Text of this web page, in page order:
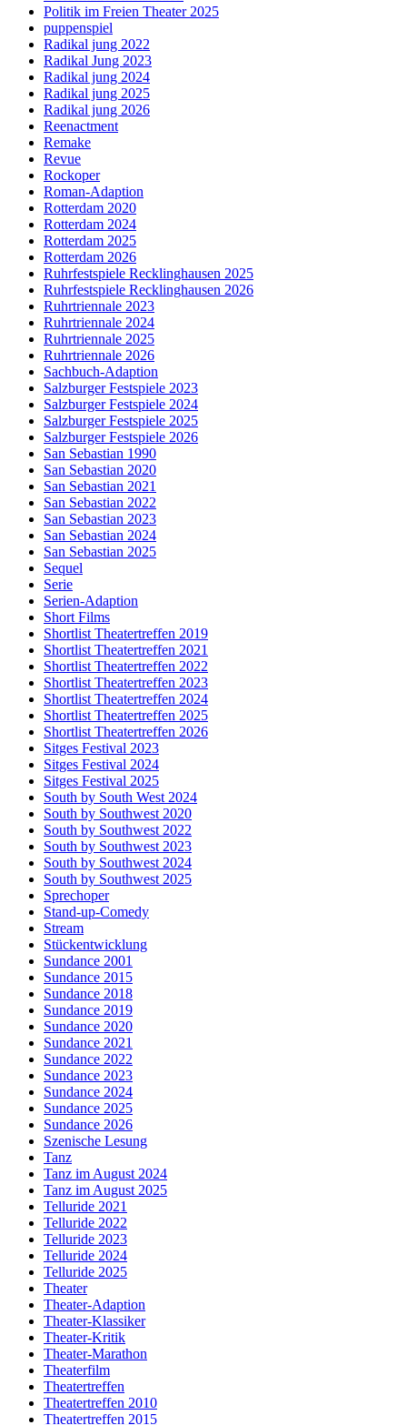
Politik im Freien Theater 2025
puppenspiel
Radikal jung 2022
Radikal Jung 2023
Radikal jung 2024
Radikal jung 2025
Radikal jung 2026
Reenactment
Remake
Revue
Rockoper
Roman-Adaption
Rotterdam 2020
Rotterdam 2024
Rotterdam 2025
Rotterdam 2026
Ruhrfestspiele Recklinghausen 2025
Ruhrfestspiele Recklinghausen 2026
Ruhrtriennale 2023
Ruhrtriennale 2024
Ruhrtriennale 2025
Ruhrtriennale 2026
Sachbuch-Adaption
Salzburger Festspiele 2023
Salzburger Festspiele 2024
Salzburger Festspiele 2025
Salzburger Festspiele 2026
San Sebastian 1990
San Sebastian 2020
San Sebastian 2021
San Sebastian 2022
San Sebastian 2023
San Sebastian 2024
San Sebastian 2025
Sequel
Serie
Serien-Adaption
Short Films
Shortlist Theatertreffen 2019
Shortlist Theatertreffen 2021
Shortlist Theatertreffen 2022
Shortlist Theatertreffen 2023
Shortlist Theatertreffen 2024
Shortlist Theatertreffen 2025
Shortlist Theatertreffen 2026
Sitges Festival 2023
Sitges Festival 2024
Sitges Festival 2025
South by South West 2024
South by Southwest 2020
South by Southwest 2022
South by Southwest 2023
South by Southwest 2024
South by Southwest 2025
Sprechoper
Stand-up-Comedy
Stream
Stückentwicklung
Sundance 2001
Sundance 2015
Sundance 2018
Sundance 2019
Sundance 2020
Sundance 2021
Sundance 2022
Sundance 2023
Sundance 2024
Sundance 2025
Sundance 2026
Szenische Lesung
Tanz
Tanz im August 2024
Tanz im August 2025
Telluride 2021
Telluride 2022
Telluride 2023
Telluride 2024
Telluride 2025
Theater
Theater-Adaption
Theater-Klassiker
Theater-Kritik
Theater-Marathon
Theaterfilm
Theatertreffen
Theatertreffen 2010
Theatertreffen 2015